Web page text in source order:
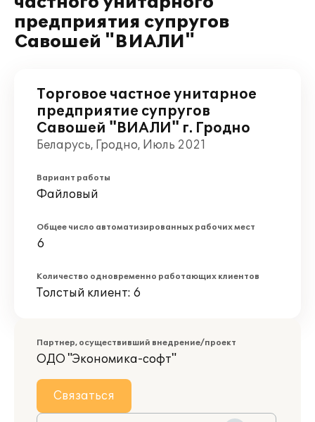
предприятия супругов
Савошей "ВИАЛИ"
Торговое частное унитарное
предприятие супругов
Савошей "ВИАЛИ" г. Гродно
Беларусь, Гродно, Июль 2021
Вариант работы
Файловый
Общее число автоматизированных рабочих мест
6
Количество одновременно работающих клиентов
Толстый клиент: 6
Партнер, осуществивший внедрение/проект
ОДО "Экономика-софт"
Связаться